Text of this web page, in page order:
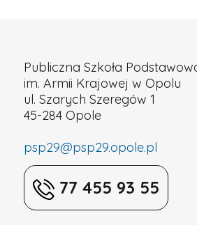
Publiczna Szkoła
im. Armii Krajowej w Opolu
ul. Szarych Szeregów 1
45-284 Opole
psp29@psp29.opole.pl
77 455 93 55